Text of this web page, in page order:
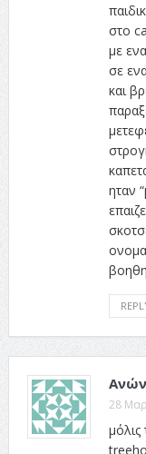
στο
με
σε
και
ηταν
28